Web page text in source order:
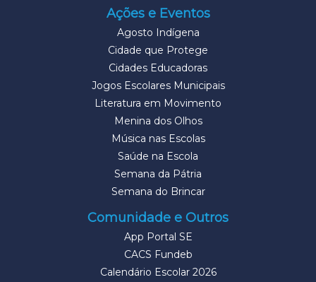
Ações e Eventos
Agosto Indígena
Cidade que Protege
Cidades Educadoras
Jogos Escolares Municipais
Literatura em Movimento
Menina dos Olhos
Música nas Escolas
Saúde na Escola
Semana da Pátria
Semana do Brincar
Comunidade e Outros
App Portal SE
CACS Fundeb
Calendário Escolar 2026